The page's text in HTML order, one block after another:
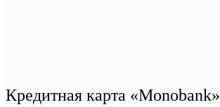
Кредитная карта «Monobank»